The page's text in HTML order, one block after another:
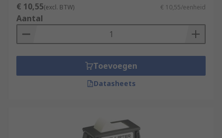
€ 10,55(excl. BTW) € 10,55/eenheid
Aantal
Toevoegen
Datasheets